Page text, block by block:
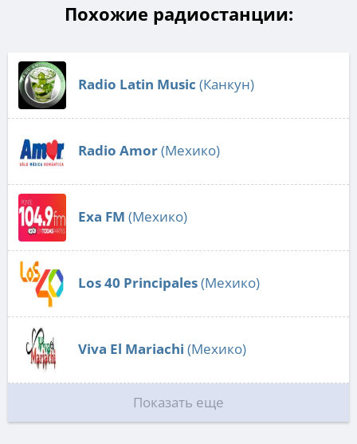
Похожие радиостанции:
Radio Latin Music (Канкун)
Radio Amor(Мехико)
Exa FM (Мехико)
Los 40 Principales(Мехико)
Viva El Mariachi (Мехико)
Показать еще